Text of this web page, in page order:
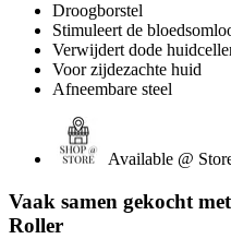
Droogborstel
Stimuleert de
Verwijdert dode
Voor zijdezachte huid
Afneembare steel
Available @
Vaak samen gekocht
Roller